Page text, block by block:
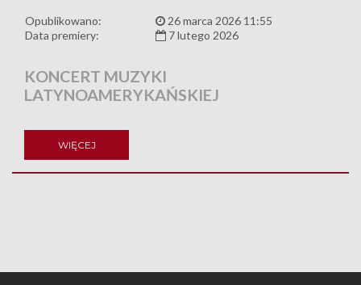
Opublikowano:
26 marca 2026 11:55
Data premiery:
7 lutego 2026
KONCERT MUZYKI
LATYNOAMERYKAŃSKIEJ
WIĘCEJ